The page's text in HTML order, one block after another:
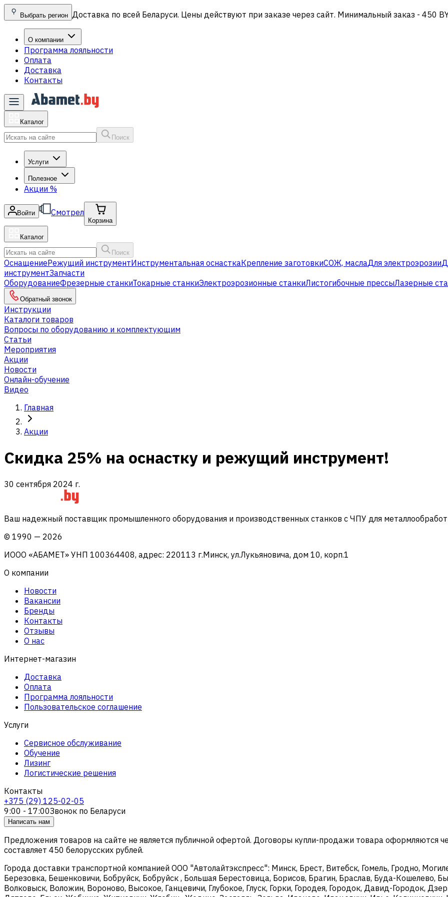
Выбрать регион Доставка по всей Беларуси. Цены действуют при заказе через сайт. Минимальный заказ - 450
О компании
Программа лояльности
Оплата
Доставка
Контакты
Каталог
Поиск
Услуги
Полезное
Акции %
Войти Смотрел
Корзина
Каталог
Поиск
ОснащениеРежущий инструментИнструментальная оснасткаКрепление заготовкиСОЖ, маслаДля электроэрозии
инструментЗапчасти
ОборудованиеФрезерные станкиТокарные станкиЭлектроэрозионные станкиЛистогибочные прессыЛазерные
Обратный звонок
Инструкции
Каталоги товаров
Вопросы по оборудованию и комплектующим
Статьи
Мероприятия
Акции
Новости
Онлайн-обучение
Видео
Главная
Акции
Скидка 25% на оснастку и режущий инструмент!
30 сентября 2024 г.
Ваш надежный поставщик промышленного оборудования и производственных станков с ЧПУ для
© 1990 — 2026
ИООО «АБАМЕТ» УНП 100364408, адрес: 220113 г.Минск, ул.Лукьяновича, дом 10, корп.1
О компании
Новости
Вакансии
Бренды
Контакты
Отзывы
О нас
Интернет-магазин
Доставка
Оплата
Программа лояльности
Пользовательское соглашение
Услуги
Сервисное обслуживание
Обучение
Лизинг
Логистические решения
Контакты
+375 (29) 125-02-05
9:00 - 17:00Звонок по Беларуси
Написать нам
Предложения товаров на сайте не является публичной офертой. Договоры купли-продажи товара оформляются
составляет 450 белорусских рублей.
Города доставки транспортной компанией ООО "Автолайтэкспресс": Минск, Брест, Витебск, Гомель, Гродно,
Березовка, Бешенковичи, Бобруйск, Бобруйск , Большая Берестовица, Борисов, Брагин, Браслав, Буда-Кошелево,
Волковыск, Воложин, Вороново, Высокое, Ганцевичи, Глубокое, Глуск, Горки, Городея, Городок, Давид-Городок,